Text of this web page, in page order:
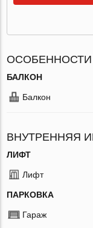
ОСОБЕННОСТИ
БАЛКОН
Балкон
ВНУТРЕННЯЯ
ЛИФТ
Лифт
ПАРКОВКА
Гараж